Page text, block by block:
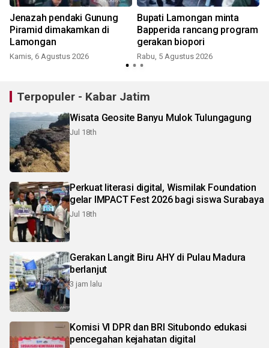
Jenazah pendaki Gunung
Piramid dimakamkan di
Lamongan
Kamis, 6 Agustus 2026
Bupati Lamongan minta
Bapperida rancang program
gerakan biopori
Rabu, 5 Agustus 2026
Terpopuler - Kabar Jatim
Wisata Geosite Banyu Mulok Tulungagung
Jul 18th
Perkuat literasi digital, Wismilak Foundation
gelar IMPACT Fest 2026 bagi siswa Surabaya
Jul 18th
Gerakan Langit Biru AHY di Pulau Madura
berlanjut
3 jam lalu
Komisi VI DPR dan BRI Situbondo edukasi
pencegahan kejahatan digital